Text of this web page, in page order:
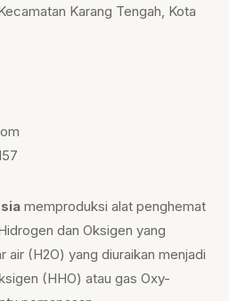
Karang Tengah, Kota
memproduksi alat penghemat
dan Oksigen yang
air (H2O) yang diuraikan menjadi
(HHO) atau gas Oxy-